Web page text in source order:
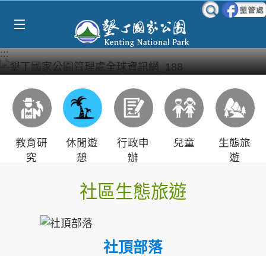
:::
教育研
究
休閒遊
憩
行政申
辦
兒童
生態旅
遊
社區生態旅遊
社頂部落